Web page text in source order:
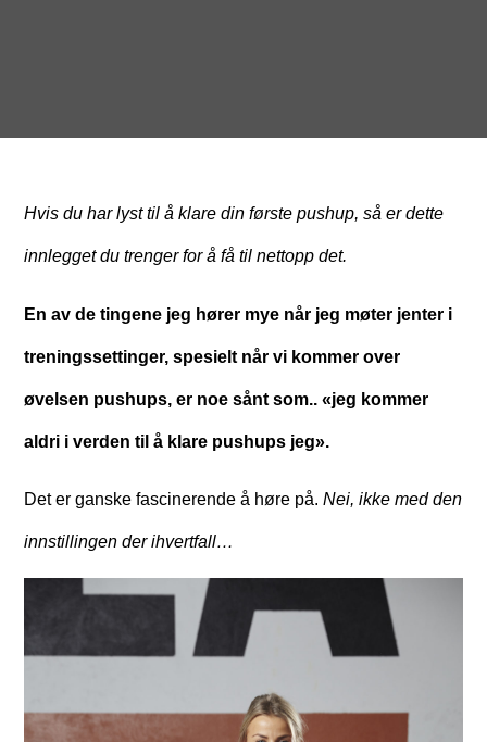
Hvis du har lyst til å klare din første pushup, så er dette
innlegget du trenger for å få til nettopp det.
En av de tingene jeg hører mye når jeg møter jenter i
treningssettinger, spesielt når vi kommer over
øvelsen pushups, er noe sånt som.. «jeg kommer
aldri i verden til å klare pushups jeg».
Det er ganske fascinerende å høre på.Nei, ikke med den
innstillingen der ihvertfall…